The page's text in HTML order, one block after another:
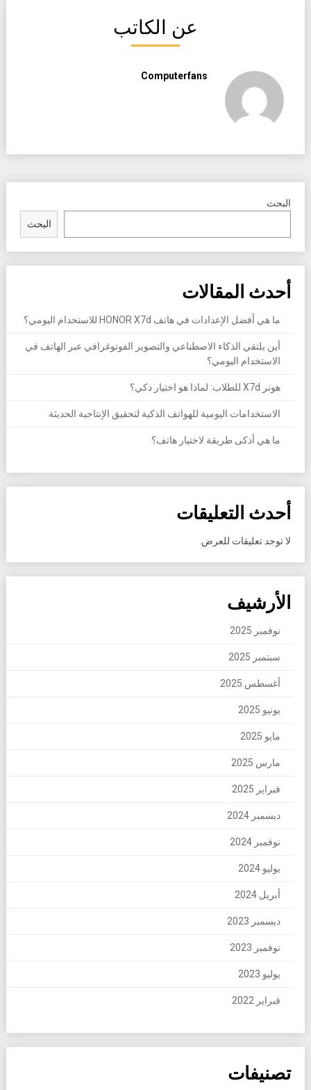
عن الكاتب
Computerfans
البحث
البحث
أحدث المقالات
ما هي أفضل الإعدادات في هاتف HONOR X7d للاستخدام اليومي؟
أين يلتقي الذكاء الاصطناعي والتصوير الفوتوغرافي عبر الهاتف في
الاستخدام اليومي؟
هونر X7d للطلاب: لماذا هو اختيار ذكي؟
الاستخدامات اليومية للهواتف الذكية لتحقيق الإنتاجية الحديثة
ما هي أذكى طريقة لاختيار هاتف؟
أحدث التعليقات
لا توجد تعليقات للعرض.
الأرشيف
نوفمبر 2025
سبتمبر 2025
أغسطس 2025
يونيو 2025
مايو 2025
مارس 2025
فبراير 2025
ديسمبر 2024
نوفمبر 2024
يوليو 2024
أبريل 2024
ديسمبر 2023
نوفمبر 2023
يوليو 2023
فبراير 2022
تصنيفات